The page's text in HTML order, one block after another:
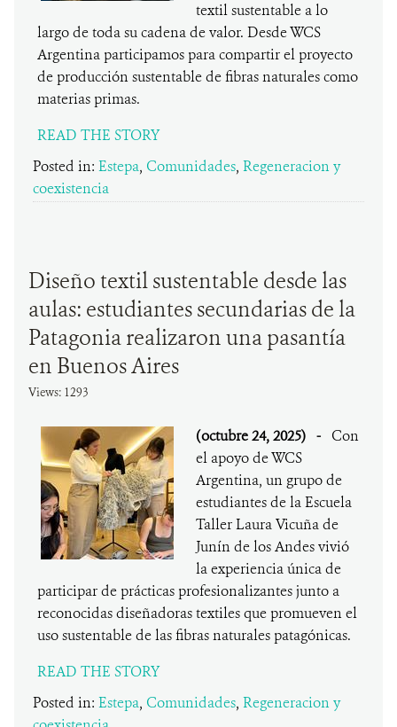
textil sustentable a lo
largo de toda su cadena de valor. Desde WCS
Argentina participamos para compartir el proyecto
de producción sustentable de fibras naturales como
materias primas.
READ THE STORY
Posted in: Estepa, Comunidades, Regeneracion y
coexistencia
Diseño textil sustentable desde las
aulas: estudiantes secundarias de la
Patagonia realizaron una pasantía
en Buenos Aires
Views: 1293
(octubre 24, 2025) - Con
el apoyo de WCS
Argentina, un grupo de
estudiantes de la Escuela
Taller Laura Vicuña de
Junín de los Andes vivió
la experiencia única de
participar de prácticas profesionalizantes junto a
reconocidas diseñadoras textiles que promueven el
uso sustentable de las fibras naturales patagónicas.
READ THE STORY
Posted in: Estepa, Comunidades, Regeneracion y